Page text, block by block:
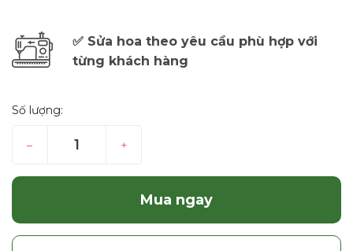
✅ Sửa hoa theo yêu cầu phù hợp với
từng khách hàng
Số lượng:
– +
Mua ngay